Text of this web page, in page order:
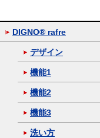
DIGNO® rafre
デザイン
機能1
機能2
機能3
洗い方